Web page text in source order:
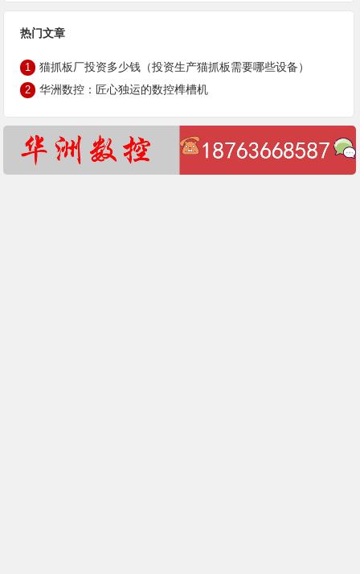
热门文章
1 猫抓板厂投资多少钱（投资生产猫抓板需要哪些设备）
2 华洲数控：匠心独运的数控榫槽机